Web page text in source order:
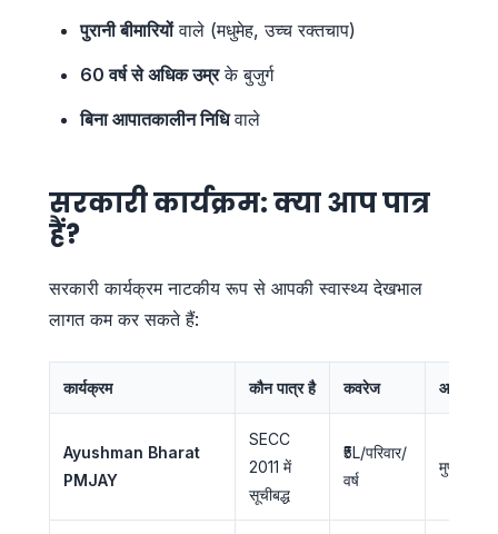
पुरानी बीमारियोंवाले (मधुमेह, उच्च रक्तचाप)
60 वर्ष से अधिक उम्रके बुजुर्ग
बिना आपातकालीन निधिवाले
सरकारी कार्यक्रम: क्या आप पात्र
हैं?
सरकारी कार्यक्रम नाटकीय रूप से आपकी स्वास्थ्य देखभाल
लागत कम कर सकते हैं:
कार्यक्रम कौन पात्र है कवरेज आपकी
Ayushman Bharat
PMJAY
SECC
2011 में
सूचीबद्ध
₹5L/परिवार/
वर्ष
मुफ्त